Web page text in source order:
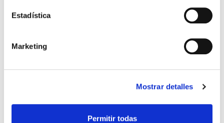
Estadística
Marketing
Mostrar detalles
Permitir todas